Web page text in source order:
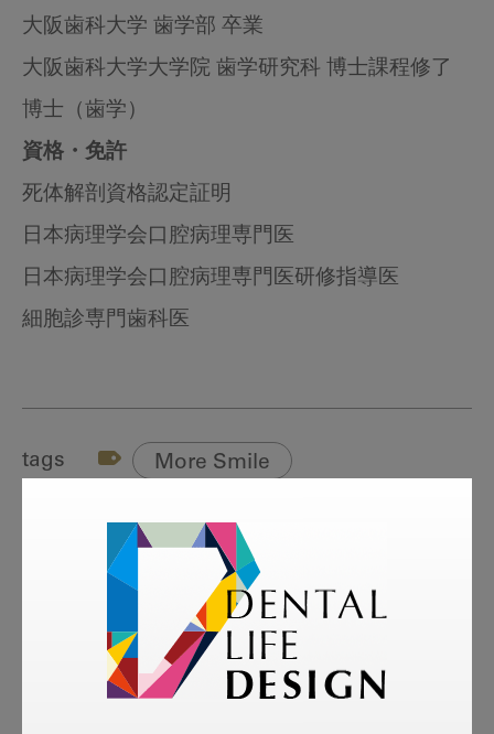
大阪歯科大学 歯学部 卒業
大阪歯科大学大学院 歯学研究科 博士課程修了
博士（歯学）
資格・免許
死体解剖資格認定証明
日本病理学会口腔病理専門医
日本病理学会口腔病理専門医研修指導医
細胞診専門歯科医
tags More Smile
スマイル＋アーカイブ
歯科衛生士